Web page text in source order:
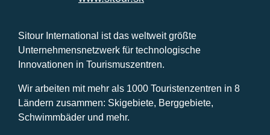
Sitour International ist das weltweit größte
Unternehmensnetzwerk für technologische
Innovationen in Tourismuszentren.
Wir arbeiten mit mehr als 1000 Touristenzentren in 8
Ländern zusammen: Skigebiete, Berggebiete,
Schwimmbäder und mehr.